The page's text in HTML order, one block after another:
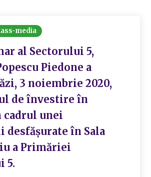
media
al Sectorului 5,
Piedone a
3 noiembrie 2020,
de învestire în
unei
desfășurate în Sala
a Primăriei
5.